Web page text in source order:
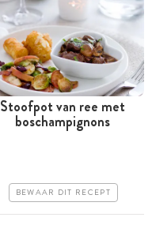
Meer dan 1 uur
Makkelijk
Stoofpot van ree met
boschampignons
BEWAAR DIT RECEPT